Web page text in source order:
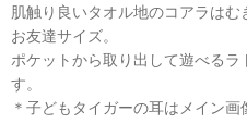
肌触り良いタオル地のコアラは
お友達サイズ。
ポケットから取り出して遊べる
す。
＊子どもタイガーの耳はメイン画